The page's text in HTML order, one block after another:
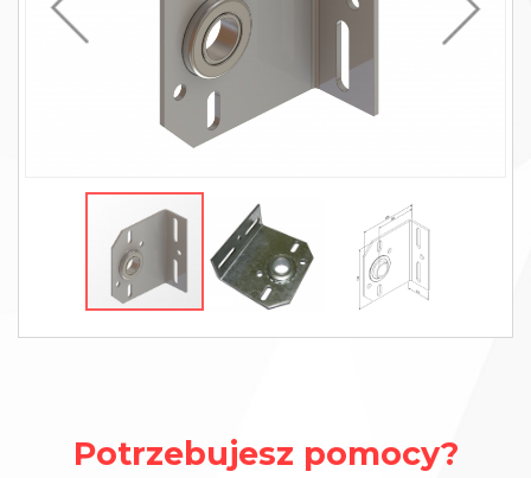
Potrzebujesz pomocy?